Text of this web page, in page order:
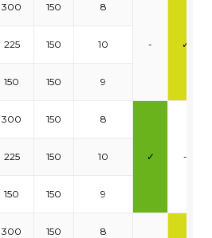
300 150 8
- ✓
225 150 10
150 150 9
300 150 8
✓ -
225 150 10
150 150 9
300 150 8